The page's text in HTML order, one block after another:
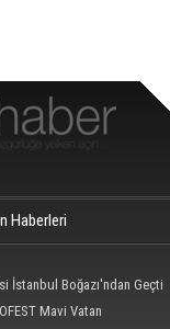
Haberleri
İstanbul Boğazı'ndan Geçti
Mavi Vatan